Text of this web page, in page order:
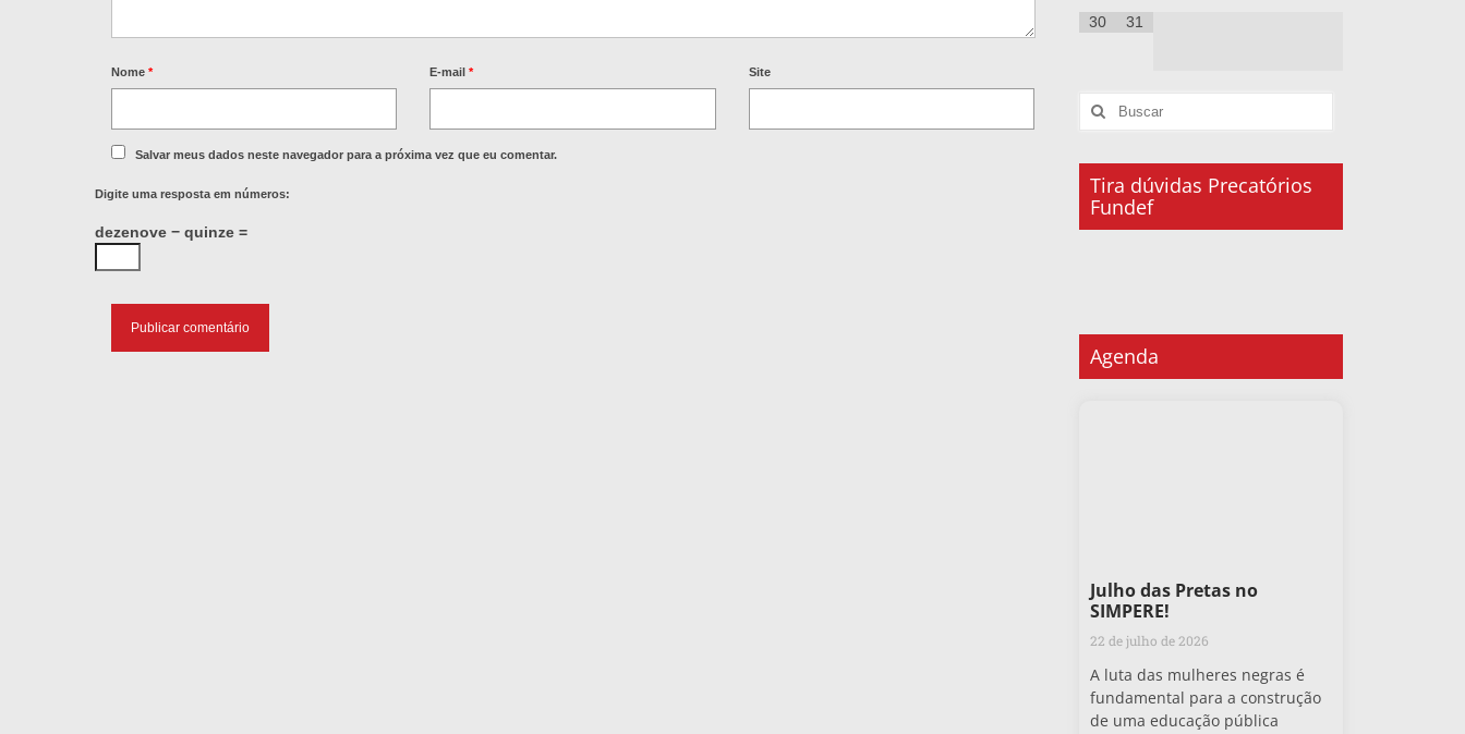
Nome * E-mail* Site
Salvar meus dados neste navegador para a próxima vez que eu comentar.
Digite uma resposta em números:
dezenove − quinze =
30 31
Tira dúvidas Precatórios
Fundef
Agenda
Julho das Pretas no
SIMPERE!
22 de julho de 2026
A luta das mulheres negras é
fundamental para a construção
de uma educação pública